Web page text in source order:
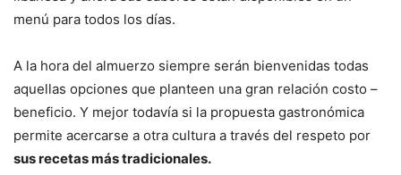
menú para todos los días.
A la hora del almuerzo siempre serán bienvenidas todas
aquellas opciones que planteen una gran relación costo –
beneficio. Y mejor todavía si la propuesta gastronómica
permite acercarse a otra cultura a través del respeto por
sus recetas más tradicionales.